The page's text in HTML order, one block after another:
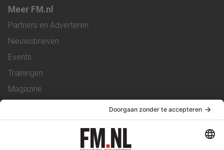
Meer FM.nl
Partners en Adverteren
Nieuwsbrieven
Events
Trainingen
Magazine
Service & Contact